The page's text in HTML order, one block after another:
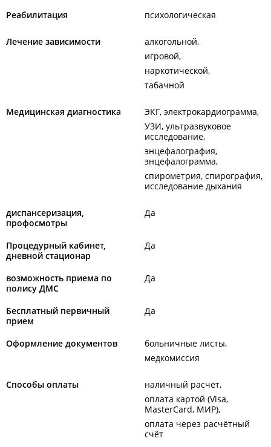
Реабилитация психологическая
Лечение зависимости
алкогольной
игровой
наркотической
табачной
Медицинская диагностика
ЭКГ, электрокардиограмма
УЗИ, ультразвуковое
исследование
энцефалография,
энцефалограмма
спирометрия, спирография,
исследование дыхания
диспансеризация,
профосмотры
Да
Процедурный кабинет,
дневной стационар
Да
возможность приема по
полису ДМС
Да
Бесплатный первичный
прием
Да
Оформление документов
больничные листы
медкомиссия
Способы оплаты
наличный расчёт
оплата картой (Visa,
MasterCard, МИР)
оплата через расчётный
счёт